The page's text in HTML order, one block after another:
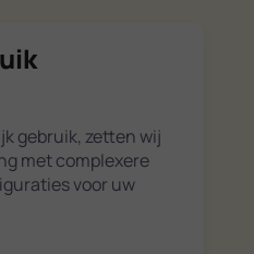
gebruik, zetten wij
met complexere
voor uw